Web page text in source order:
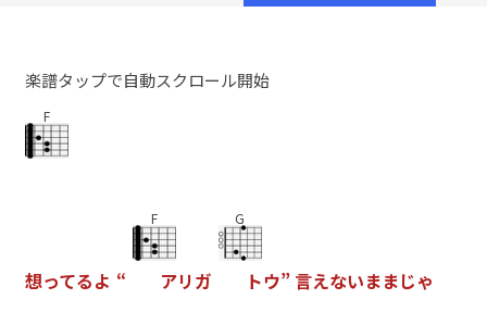
楽譜タップで自動スクロール開始
F
想ってるよ “
F
アリガ
G
トウ” 言えないままじゃ